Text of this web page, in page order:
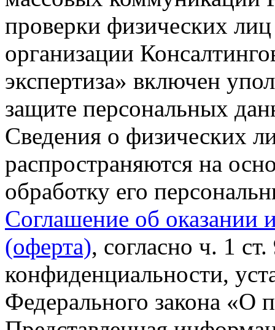
проверки физических
организации
экспертиза» включен
защите персональных
Сведения о физических
распространяются на
обработку его
Соглашение об оказании
(оферта), согласно ч. 1
конфиденциальности,
Федерального закона «О